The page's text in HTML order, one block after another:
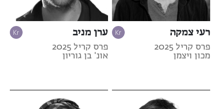
רעי צמקה
פרס קריל 2025
מכון ויצמן
ערן מניב
פרס קריל 2025
אונ' בן גוריון